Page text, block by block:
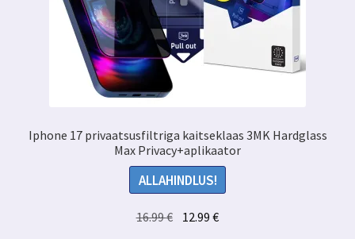
Iphone 17 privaatsusfiltriga kaitseklaas 3MK Hardglass
Max Privacy+aplikaator
ALLAHINDLUS!
16.99€ Algne
12.99€Praegune